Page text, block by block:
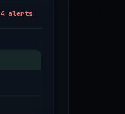
4 alerts